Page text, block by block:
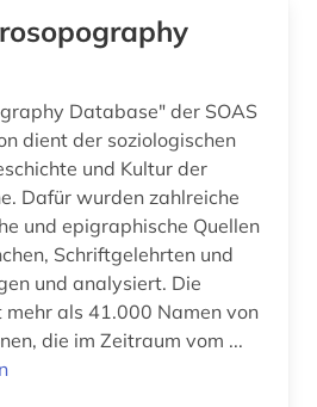
archival documents (1)
argumentation (1)
Griechenland (Altertum) (4)
(6)
Database" der SOAS
dient der soziologischen
und Kultur der
Dafür wurden zahlreiche
und epigraphische Quellen
Schriftgelehrten und
und analysiert. Die
als 41.000 Namen von
die im Zeitraum vom ...